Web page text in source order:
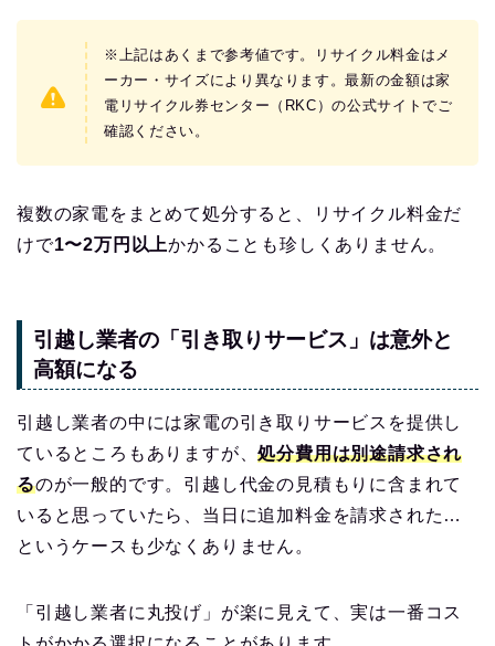
※上記はあくまで参考値です。リサイクル料金はメ
ーカー・サイズにより異なります。最新の金額は家
電リサイクル券センター（RKC）の公式サイトでご
確認ください。
複数の家電をまとめて処分すると、リサイクル料金だ
けで1〜2万円以上かかることも珍しくありません。
引越し業者の「引き取りサービス」は意外と
高額になる
引越し業者の中には家電の引き取りサービスを提供し
ているところもありますが、処分費用は別途請求され
るのが一般的です。引越し代金の見積もりに含まれて
いると思っていたら、当日に追加料金を請求された…
というケースも少なくありません。
「引越し業者に丸投げ」が楽に見えて、実は一番コス